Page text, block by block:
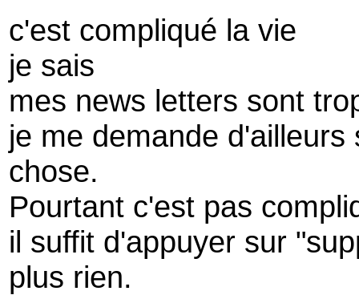
c'est compliqué la vie
je sais
mes news letters sont
je me demande
chose.
Pourtant c'est pas
il suffit d'appuyer sur
plus rien.